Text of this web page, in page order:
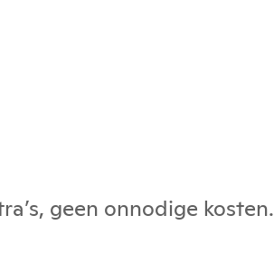
geen onnodige kosten.